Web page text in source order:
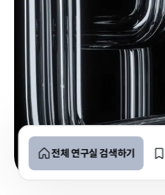
전체 연구실 검색하기